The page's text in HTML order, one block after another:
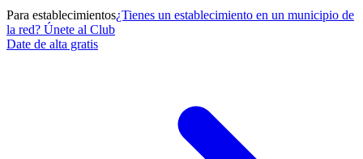
Para establecimientos¿Tienes un establecimiento en un municipio de
la red? Únete al Club
Date de alta gratis